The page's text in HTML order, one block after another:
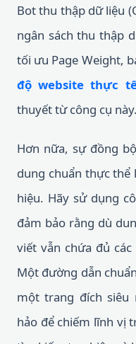
Bot thu thập dữ liệu
ngân sách thu thập
tối ưu Page Weight,
độ website thực
thuyết từ công cụ này.
Hơn nữa, sự đồng
dung chuẩn thực thể
hiệu. Hãy sử dụng
đảm bảo rằng dù
viết vẫn chứa đủ
Một đường dẫn
một trang đích siêu
hảo để chiếm lĩnh vị